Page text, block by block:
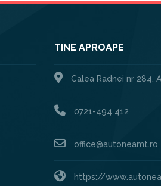
TINE APROAPE
Calea Radnei nr 284,
0721-494 412
office@autoneamt.ro
https://